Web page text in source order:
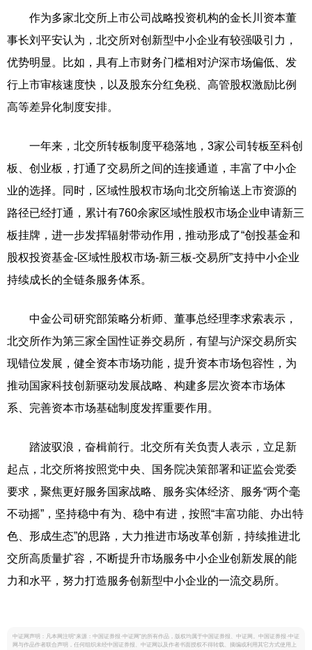
作为多家北交所上市公司战略投资机构的金长川资本董
事长刘平安认为，北交所对创新型中小企业有较强吸引力，
优势明显。比如，具有上市财务门槛相对沪深市场偏低、发
行上市审核速度快，以及股东分红免税、高管股权激励比例
高等差异化制度安排。
一年来，北交所转板制度平稳落地，3家公司转板至科创
板、创业板，打通了交易所之间的连接通道，丰富了中小企
业的选择。同时，区域性股权市场向北交所输送上市资源的
路径已经打通，累计有760余家区域性股权市场企业申请新三
板挂牌，进一步发挥辐射带动作用，推动形成了“创投基金和
股权投资基金-区域性股权市场-新三板-交易所”支持中小企业
持续成长的全链条服务体系。
中金公司研究部策略分析师、董事总经理李求索表示，
北交所作为第三家全国性证券交易所，有望与沪深交易所实
现错位发展，健全资本市场功能，提升资本市场包容性，为
推动国家科技创新驱动发展战略、构建多层次资本市场体
系、完善资本市场基础制度发挥重要作用。
踏波驭浪，奋楫前行。北交所有关负责人表示，立足新
起点，北交所将按照党中央、国务院决策部署和证监会党委
要求，聚焦更好服务国家战略、服务实体经济、服务“两个毫
不动摇”，坚持稳中有为、稳中有进，按照“丰富功能、办出特
色、形成生态”的思路，大力推进市场改革创新，持续推进北
交所高质量扩容，不断提升市场服务中小企业创新发展的能
力和水平，努力打造服务创新型中小企业的一流交易所。
中证网声明：凡本网注明“来源：中国证券报·中证网”的所有作品，版权均属于中国证券报、中证网。中国证券报·中证
网与作品作者联合声明，任何组织未经中国证券报、中证网以及作者书面授权不得转载、摘编或利用其它方式使用上